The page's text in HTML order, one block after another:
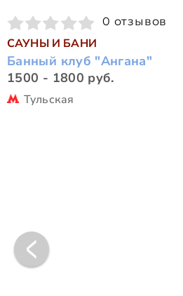
0 отзывов
САУНЫ И БАНИ
Банный клуб "Ангана"
1500 - 1800 руб.
Тульская